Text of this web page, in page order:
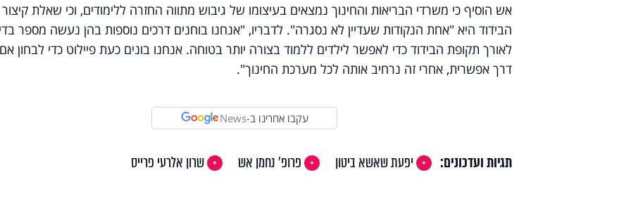
אש הוסיף כי משרדי הבריאות והחינוך נמצאים בעיצומו של גיבוש מתווה החזרה ללימודים, וכי שאלת קיצור
הבידוד היא "אחת הנקודות שעדיין לא נסגרה". לדבריו, "אנחנו בוחנים דרכים נוספות בהן נעשה מספר
לאורך תקופת הבידוד כדי לאפשר לילדים ללמוד בצורה יותר בטוחה. אנחנו בונים כעת פיילוט כדי לבחון אם
דרך אפשרית, אחרי זה נרחיב אותה לכל מערכת החינוך".
עקבו אחרינו ב-News
תגיות ועדכונים: יפעת שאשא ביטון פרופ' נחמן אש שרון אלרעי פרייס